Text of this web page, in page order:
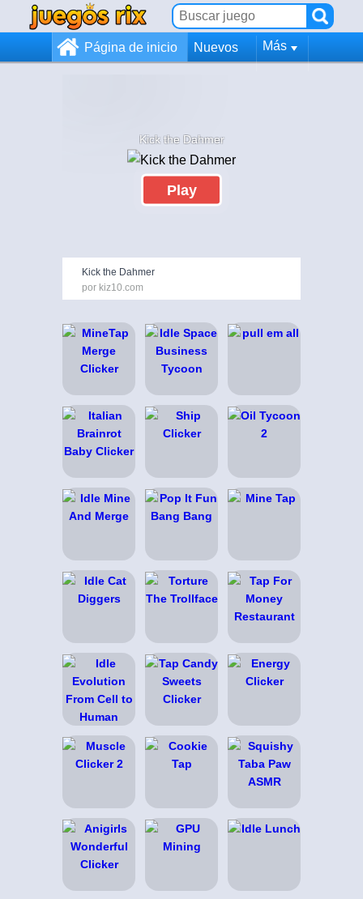
Página de inicio Nuevos Más
Kick the Dahmer
Play
Kick the Dahmer
por kiz10.com